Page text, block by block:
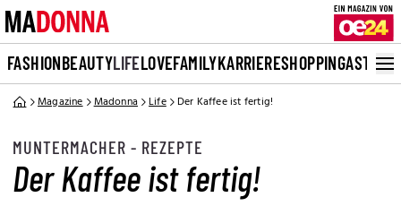
FASHIONBEAUTYLIFELOVEFAMILYKARRIERESHOPPINGASTRO
Magazine Madonna Life Der Kaffee ist fertig!
MUNTERMACHER - REZEPTE
Der Kaffee ist fertig!